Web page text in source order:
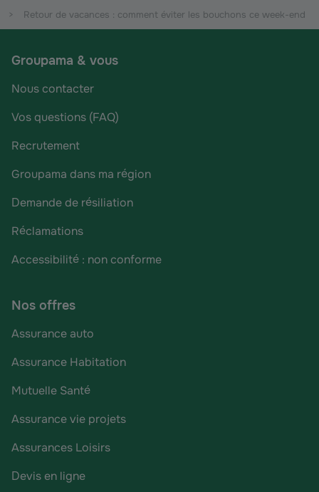
Retour de vacances : comment éviter les bouchons ce week-end
Groupama & vous
Nous contacter
Vos questions (FAQ)
Recrutement
Groupama dans ma région
Demande de résiliation
Réclamations
Accessibilité : non conforme
Nos offres
Assurance auto
Assurance Habitation
Mutuelle Santé
Assurance vie projets
Assurances Loisirs
Devis en ligne